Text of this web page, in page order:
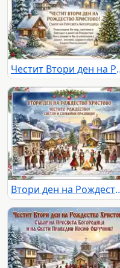
Честит Втори ден на Рождество
Втори ден на Рождество Христово: